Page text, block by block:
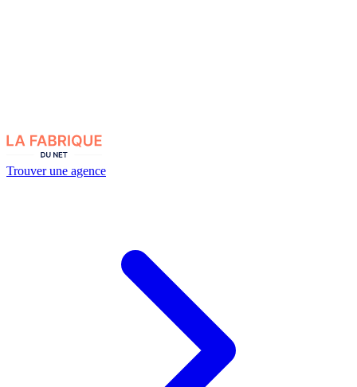
Trouver une agence